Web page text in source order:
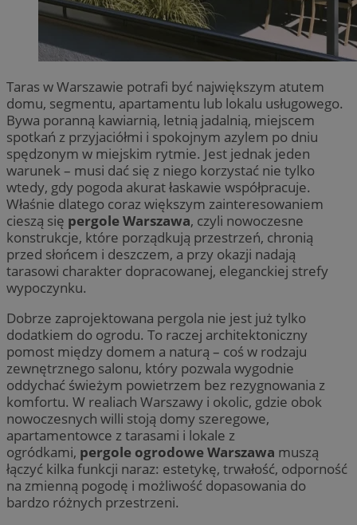
Taras w Warszawie potrafi być największym atutem
domu, segmentu, apartamentu lub lokalu usługowego.
Bywa poranną kawiarnią, letnią jadalnią, miejscem
spotkań z przyjaciółmi i spokojnym azylem po dniu
spędzonym w miejskim rytmie. Jest jednak jeden
warunek – musi dać się z niego korzystać nie tylko
wtedy, gdy pogoda akurat łaskawie współpracuje.
Właśnie dlatego coraz większym zainteresowaniem
cieszą się pergole Warszawa, czyli nowoczesne
konstrukcje, które porządkują przestrzeń, chronią
przed słońcem i deszczem, a przy okazji nadają
tarasowi charakter dopracowanej, eleganckiej strefy
wypoczynku.
Dobrze zaprojektowana pergola nie jest już tylko
dodatkiem do ogrodu. To raczej architektoniczny
pomost między domem a naturą – coś w rodzaju
zewnętrznego salonu, który pozwala wygodnie
oddychać świeżym powietrzem bez rezygnowania z
komfortu. W realiach Warszawy i okolic, gdzie obok
nowoczesnych willi stoją domy szeregowe,
apartamentowce z tarasami i lokale z
ogródkami, pergole ogrodowe Warszawa muszą
łączyć kilka funkcji naraz: estetykę, trwałość, odporność
na zmienną pogodę i możliwość dopasowania do
bardzo różnych przestrzeni.